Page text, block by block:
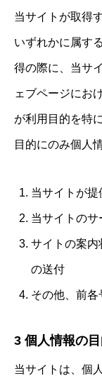
当サイトが取得
いずれかに属す
得の際に、当サ
ェブページにお
が利用目的を特
目的にのみ個人
当サイトが
当サイトの
サイトの案内
の送付
その他、前
3 個人情報の
当サイトは、個